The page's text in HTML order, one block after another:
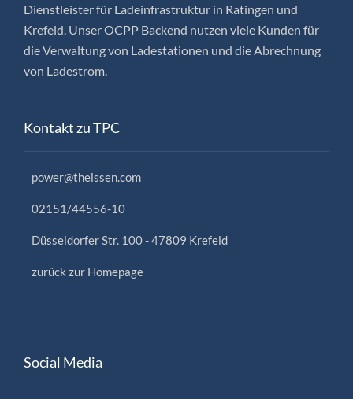
Dienstleister für Ladeinfrastruktur in Ratingen und
Krefeld. Unser OCPP Backend nutzen viele Kunden für
die Verwaltung von Ladestationen und die Abrechnung
von Ladestrom.
Kontakt zu TPC
power@theissen.com
02151/44556-10
Düsseldorfer Str. 100 - 47809 Krefeld
zurück zur Homepage
Social Media